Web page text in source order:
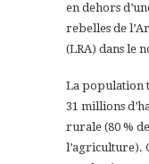
en dehors
rebelles de
(LRA) dans le
La population
31 millions
rurale (80 %
l’agriculture).